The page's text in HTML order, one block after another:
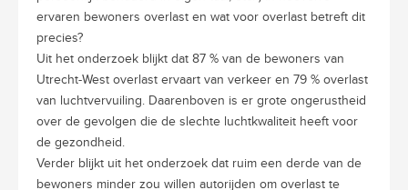
ervaren bewoners overlast en wat voor overlast betreft dit
precies?
Uit het onderzoek blijkt dat 87 % van de bewoners van
Utrecht-West overlast ervaart van verkeer en 79 % overlast
van luchtvervuiling. Daarenboven is er grote ongerustheid
over de gevolgen die de slechte luchtkwaliteit heeft voor
de gezondheid.
Verder blijkt uit het onderzoek dat ruim een derde van de
bewoners minder zou willen autorijden om overlast te